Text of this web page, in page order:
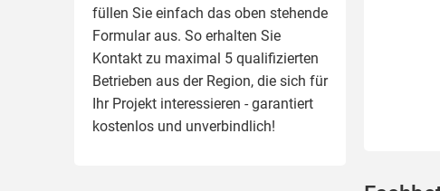
füllen Sie einfach das oben stehende
Formular aus. So erhalten Sie
Kontakt zu maximal 5 qualifizierten
Betrieben aus der Region, die sich für
Ihr Projekt interessieren - garantiert
kostenlos und unverbindlich!